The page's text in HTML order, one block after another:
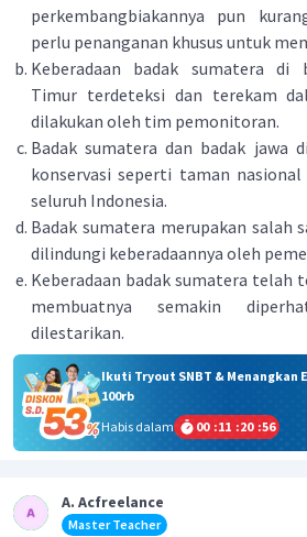
perkembangbiakannya pun
perlu penanganan khusus untuk
Keberadaan badak sumatera di
Timur terdeteksi dan terekam
dilakukan oleh tim pemonitoran.
Badak sumatera dan badak jawa
konservasi seperti taman
seluruh Indonesia.
Badak sumatera merupakan salah
dilindungi keberadaannya oleh
Keberadaan badak sumatera telah
membuatnya semakin
dilestarikan.
Ikuti Tryout SNBT & Menangkan
100rb
Habis dalam
00 :11 :20 :55
A. Acfreelance
Master Teacher